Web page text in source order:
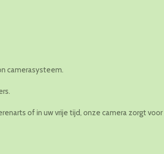
camerasysteem.
of in uw vrije tijd, onze camera zorgt